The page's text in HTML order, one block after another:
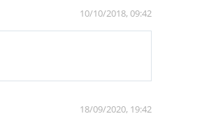
10/10/2018, 09:42
18/09/2020, 19:42